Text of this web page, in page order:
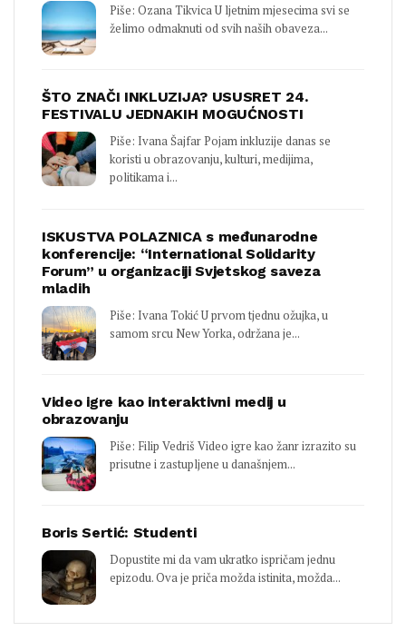
Piše: Ozana Tikvica U ljetnim mjesecima svi se
želimo odmaknuti od svih naših obaveza...
ŠTO ZNAČI INKLUZIJA? USUSRET 24.
FESTIVALU JEDNAKIH MOGUĆNOSTI
Piše: Ivana Šajfar Pojam inkluzije danas se
koristi u obrazovanju, kulturi, medijima,
politikama i...
ISKUSTVA POLAZNICA s međunarodne
konferencije: “International Solidarity
Forum” u organizaciji Svjetskog saveza
mladih
Piše: Ivana Tokić U prvom tjednu ožujka, u
samom srcu New Yorka, održana je...
Video igre kao interaktivni medij u
obrazovanju
Piše: Filip Vedriš Video igre kao žanr izrazito su
prisutne i zastupljene u današnjem...
Boris Sertić: Studenti
Dopustite mi da vam ukratko ispričam jednu
epizodu. Ova je priča možda istinita, možda...